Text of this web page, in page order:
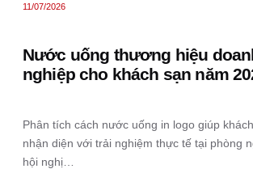
11/07/2026
Nước uống thương hiệu
nghiệp cho khách sạn năm
Phân tích cách nước uống in logo giúp
nhận diện với trải nghiệm thực tế tại phòng
hội nghị…